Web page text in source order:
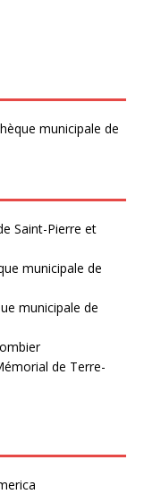
municipale de
Saint-Pierre et
municipale de
municipale de
de Terre-